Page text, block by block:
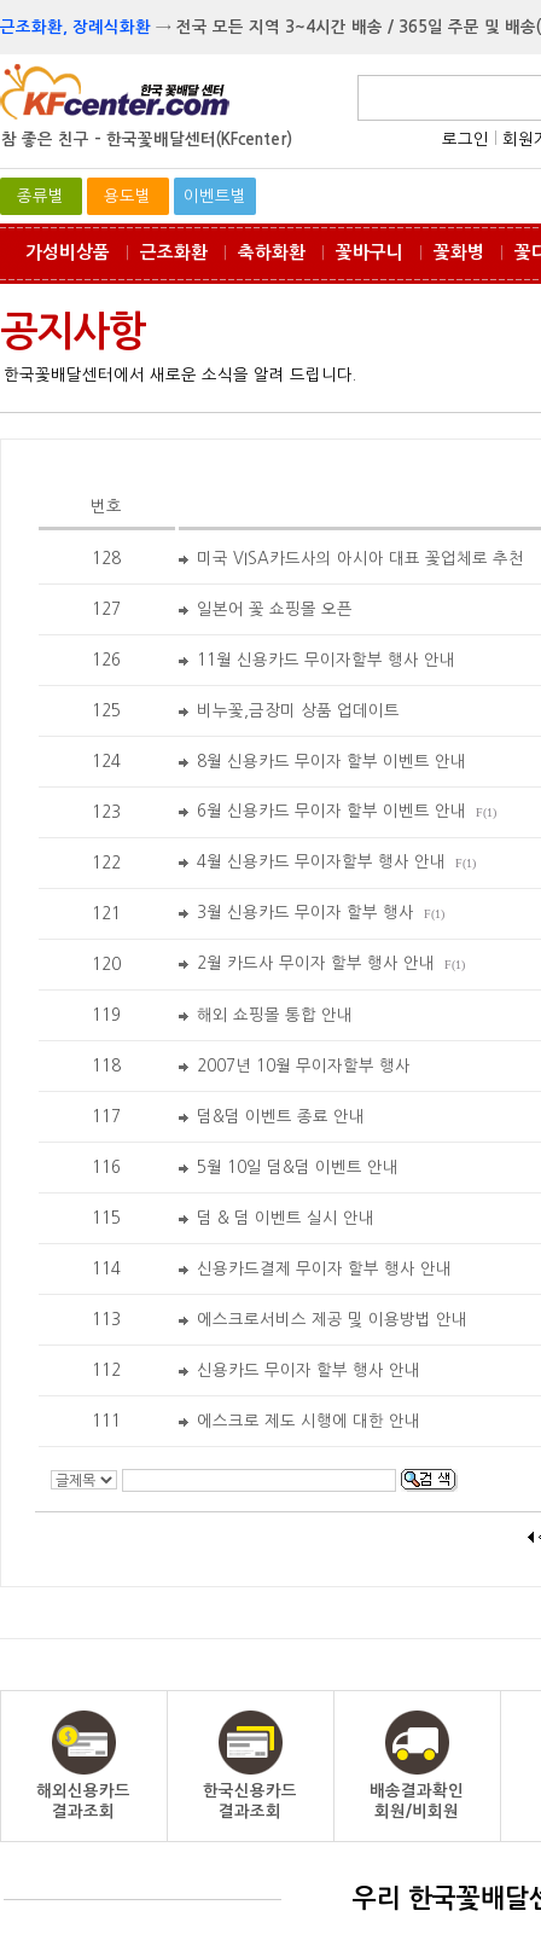
근조화환, 장례식화환 → 전국 모든 지역 3~4시간 배송 / 365일 주문 및 배
참 좋은 친구 - 한국꽃배달센터(KFcenter) 로그인 회원
종류별 용도별 이벤트별
가성비상품 근조화환 축하화환 꽃바구니 꽃화병 꽃
공지사항
한국꽃배달센터에서 새로운 소식을 알려 드립니다.
번호
128 미국 VISA카드사의 아시아 대표 꽃업체로 추천
127 일본어 꽃 쇼핑몰 오픈
126 11월 신용카드 무이자할부 행사 안내
125 비누꽃,금장미 상품 업데이트
124 8월 신용카드 무이자 할부 이벤트 안내
123 6월 신용카드 무이자 할부 이벤트 안내 F(1)
122 4월 신용카드 무이자할부 행사 안내 F(1)
121 3월 신용카드 무이자 할부 행사 F(1)
120 2월 카드사 무이자 할부 행사 안내 F(1)
119 해외 쇼핑몰 통합 안내
118 2007년 10월 무이자할부 행사
117 덤&덤 이벤트 종료 안내
116 5월 10일 덤&덤 이벤트 안내
115 덤 & 덤 이벤트 실시 안내
114 신용카드결제 무이자 할부 행사 안내
113 에스크로서비스 제공 및 이용방법 안내
112 신용카드 무이자 할부 행사 안내
111 에스크로 제도 시행에 대한 안내
해외신용카드
결과조회
한국신용카드
결과조회
배송결과확인
회원/비회원
우리 한국꽃배달